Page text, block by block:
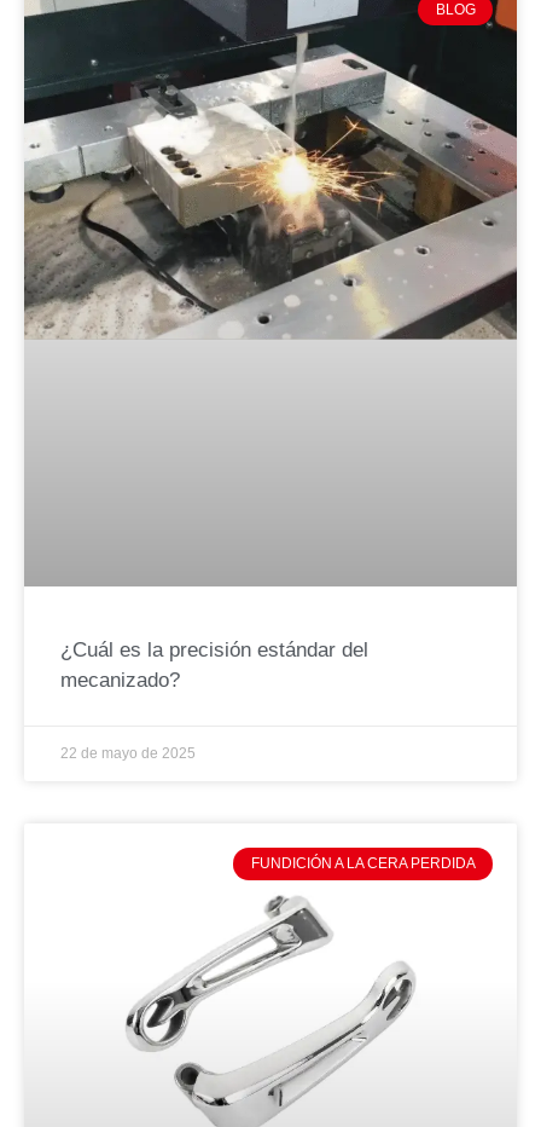
BLOG
¿Cuál es la precisión estándar del
mecanizado?
22 de mayo de 2025
FUNDICIÓN A LA CERA PERDIDA